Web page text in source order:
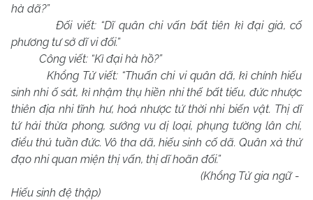
hà dã?”
Đối viết: “Dĩ quân chi vấn bất tiên kì đại giả, cố
phương tư sở dĩ vi đối.”
Công viết: “Kì đại hà hồ?”
Khổng Tử viết: “Thuấn chi vi quân dã, kì chính hiếu
sinh nhi ố sát, kì nhậm thụ hiền nhi thế bất tiếu, đức nhược
thiên địa nhi tĩnh hư, hoá nhược tứ thời nhi biến vật. Thị dĩ
tứ hải thừa phong, sướng vu dị loại, phụng tường lân chí,
điểu thú tuần đức. Vô tha dã, hiếu sinh cố dã. Quân xả thử
đạo nhi quan miện thị vấn, thị dĩ hoãn đối.”
(Khổng Tử gia ngữ -
Hiếu sinh đệ thập)